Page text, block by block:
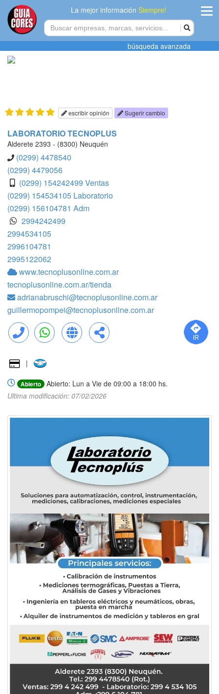
La mejor informaciónSiempre!
Agregar
búsqueda avanzada
escribir opinión Sugerir cambio
LABORATORIO TECNOPLUS
Alderete 2393 - (8300) Neuquén
(0299) 4478540
(0299) 4479056
(0299) 154242499 Ventas
(0299) 154534105 Laboratorio
(0299) 156104781 Adm
2994242499
2994534105
2996104781
2995122062
www.tecnoplusonline.com.ar
tecnoplusonline.com.ar/tienda
adrianabruschi@tecnoplusonline.com.ar
guillermopompei@tecnoplusonline.com.ar
Llamar WhatsApp Web Compartir
|
Abierto
Abierto: Lun a Vie de 09:00 a 18:00 hs.
Ultima modificación: 07/02/2026